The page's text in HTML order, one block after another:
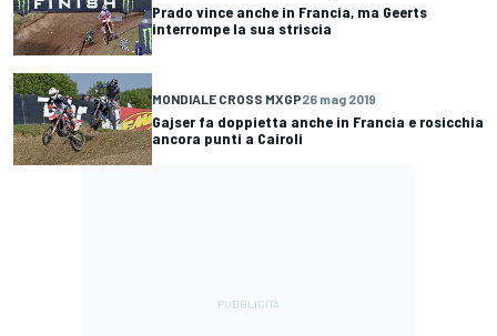
Prado vince anche in Francia, ma Geerts
interrompe la sua striscia
MONDIALE CROSS MXGP26 mag 2019
Gajser fa doppietta anche in Francia e rosicchia
ancora punti a Cairoli